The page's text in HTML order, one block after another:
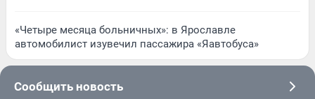
«Четыре месяца больничных»: в Ярославле
автомобилист изувечил пассажира «Яавтобуса»
Сообщить новость